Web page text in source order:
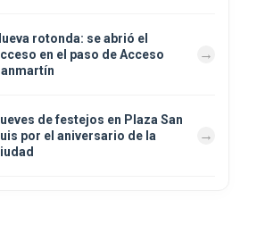
rotonda: se abrió el
en el paso de Acceso
de festejos en Plaza San
por el aniversario de la